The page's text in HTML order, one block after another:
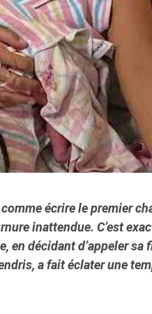
écrire le premier
inattendue. C’est
en décidant d’appeler sa
a fait éclater une